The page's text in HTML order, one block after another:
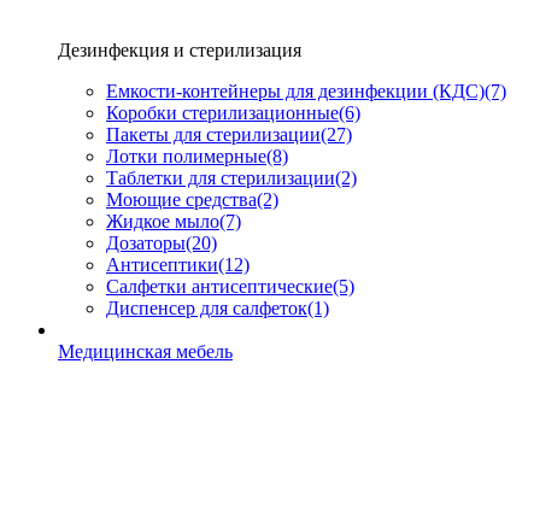
Дезинфекция и стерилизация
Емкости-контейнеры для дезинфекции (КДС)(7)
Коробки стерилизационные(6)
Пакеты для стерилизации(27)
Лотки полимерные(8)
Таблетки для стерилизации(2)
Моющие средства(2)
Жидкое мыло(7)
Дозаторы(20)
Антисептики(12)
Салфетки антисептические(5)
Диспенсер для салфеток(1)
Медицинская мебель